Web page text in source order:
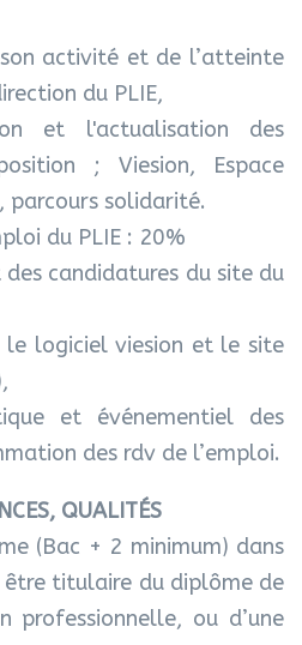
activité et de l’atteinte
du PLIE,
et l'actualisation des
; Viesion, Espace
parcours solidarité.
du PLIE : 20%
candidatures du site du
logiciel viesion et le site
et événementiel des
des rdv de l’emploi.
QUALITÉS
(Bac + 2 minimum) dans
titulaire du diplôme de
professionnelle, ou d’une